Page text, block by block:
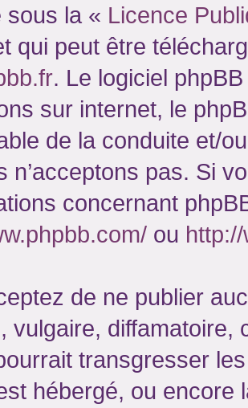
sous la « Licence
qui peut être
. Le logiciel
sur internet, le
de la conduite et/
n’acceptons pas. Si
concernant
ou
de ne publier
vulgaire, diffamatoire,
transgresser
hébergé, ou encore